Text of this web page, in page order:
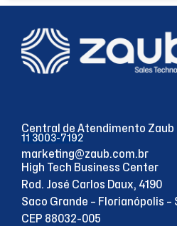
Central de Atendimento Zaub
11 3003-7192
marketing@zaub.com.br
High Tech Business Center
Rod. José Carlos Daux, 4190
Saco Grande – Florianópolis –
CEP 88032-005